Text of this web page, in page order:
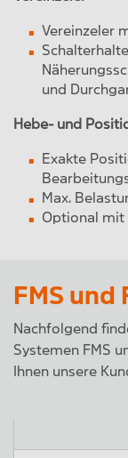
Vereinzeler
und
Hebe- und
Exakte
Max.
Optional mit
FMS und
Nachfolgend
Systemen FMS
Ihnen unsere